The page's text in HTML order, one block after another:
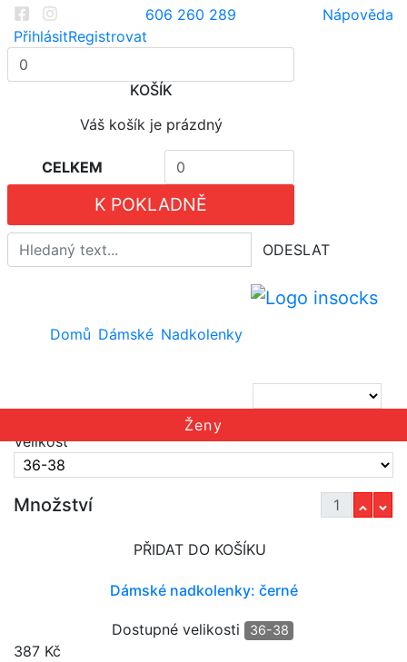
606 260 289
Nápověda
PřihlásitRegistrovat
KOŠÍK
Váš košík je prázdný
CELKEM
K POKLADNĚ
ODESLAT
Domů Dámské Nadkolenky
Ženy
Velikost
Množství
PŘIDAT DO KOŠÍKU
Dámské nadkolenky: černé
Dostupné velikosti 36-38
387 Kč
Kategorie
Dětské
podkolenky
ponožky
Dětské
ponožky
Filtry